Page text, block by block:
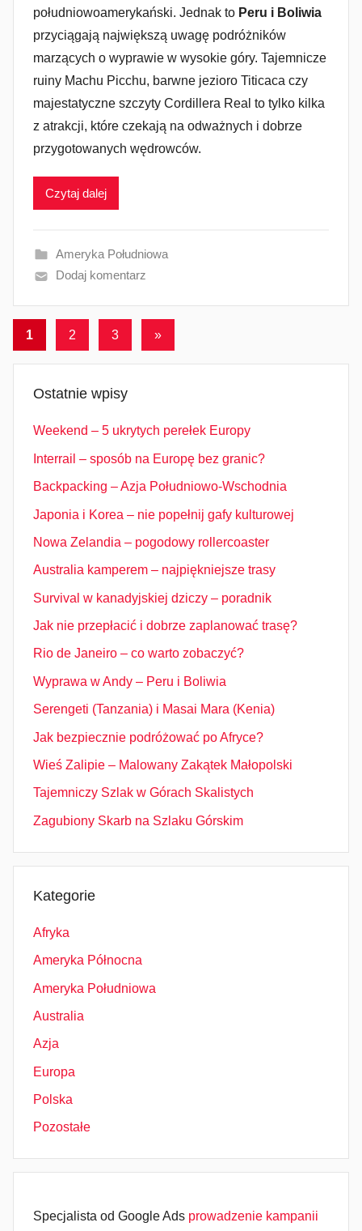
południowoamerykański. Jednak to Peru i Boliwia
przyciągają największą uwagę podróżników
marzących o wyprawie w wysokie góry. Tajemnicze
ruiny Machu Picchu, barwne jezioro Titicaca czy
majestatyczne szczyty Cordillera Real to tylko kilka
z atrakcji, które czekają na odważnych i dobrze
przygotowanych wędrowców.
Czytaj dalej
Ameryka Południowa
Dodaj komentarz
Stronicowanie
wpisów
1 2 3
Następne
»
Ostatnie wpisy
Weekend – 5 ukrytych perełek Europy
Interrail – sposób na Europę bez granic?
Backpacking – Azja Południowo-Wschodnia
Japonia i Korea – nie popełnij gafy kulturowej
Nowa Zelandia – pogodowy rollercoaster
Australia kamperem – najpiękniejsze trasy
Survival w kanadyjskiej dziczy – poradnik
Jak nie przepłacić i dobrze zaplanować trasę?
Rio de Janeiro – co warto zobaczyć?
Wyprawa w Andy – Peru i Boliwia
Serengeti (Tanzania) i Masai Mara (Kenia)
Jak bezpiecznie podróżować po Afryce?
Wieś Zalipie – Malowany Zakątek Małopolski
Tajemniczy Szlak w Górach Skalistych
Zagubiony Skarb na Szlaku Górskim
Kategorie
Afryka
Ameryka Północna
Ameryka Południowa
Australia
Azja
Europa
Polska
Pozostałe
Specjalista od Google Ads prowadzenie kampanii